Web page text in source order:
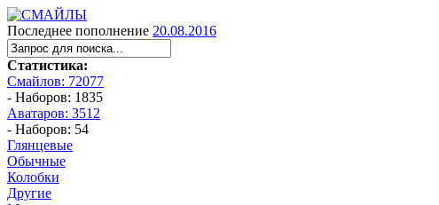
Последнее пополнение 20.08.2016
Статистика:
Смайлов: 72077
- Наборов: 1835
Аватаров: 3512
- Наборов: 54
Глянцевые
Обычные
Колобки
Другие